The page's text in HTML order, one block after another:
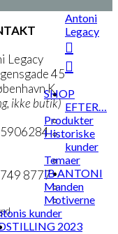
Legacy
45
K
ikke butik)
8777
Antoni
Legacy
SHOP
EFTER…
Produkter
Historiske
kunder
Temaer
IB ANTONI
Manden
Motiverne
kunder
2023